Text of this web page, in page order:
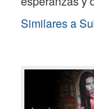
Similares a